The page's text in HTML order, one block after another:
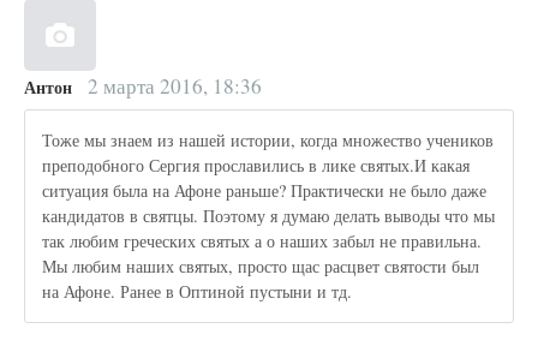
Антон 2 марта 2016, 18:36
Тоже мы знаем из нашей истории, когда множество учеников
преподобного Сергия прославились в лике святых.И какая
ситуация была на Афоне раньше? Практически не было даже
кандидатов в святцы. Поэтому я думаю делать выводы что мы
так любим греческих святых а о наших забыл не правильна.
Мы любим наших святых, просто щас расцвет святости был
на Афоне. Ранее в Оптиной пустыни и тд.